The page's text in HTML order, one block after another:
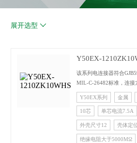
展开选型
Y50EX-
该系列电连接器符合
MIL-C-26482标准，连接
离，具有体 积小、密度
优点，广泛应用于航空、
电通信、铁路指挥系统
接，并可根据用户需求改
Y50EX系列 金属
10芯 单芯电流7.5A
外壳尺寸12 壳体定
绝缘电阻大于5000MΩ